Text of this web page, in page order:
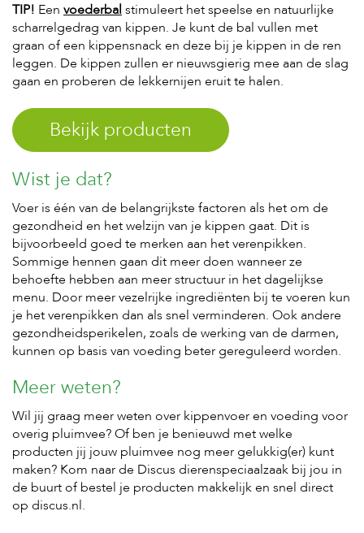
TIP! Een voederbal stimuleert het speelse en natuurlijke
scharrelgedrag van kippen. Je kunt de bal vullen met
graan of een kippensnack en deze bij je kippen in de ren
leggen. De kippen zullen er nieuwsgierig mee aan de slag
gaan en proberen de lekkernijen eruit te halen.
Bekijk producten
Wist je dat?
Voer is één van de belangrijkste factoren als het om de
gezondheid en het welzijn van je kippen gaat. Dit is
bijvoorbeeld goed te merken aan het verenpikken.
Sommige hennen gaan dit meer doen wanneer ze
behoefte hebben aan meer structuur in het dagelijkse
menu. Door meer vezelrijke ingrediënten bij te voeren kun
je het verenpikken dan als snel verminderen. Ook andere
gezondheidsperikelen, zoals de werking van de darmen,
kunnen op basis van voeding beter gereguleerd worden.
Meer weten?
Wil jij graag meer weten over kippenvoer en voeding voor
overig pluimvee? Of ben je benieuwd met welke
producten jij jouw pluimvee nog meer gelukkig(er) kunt
maken? Kom naar de Discus dierenspeciaalzaak bij jou in
de buurt of bestel je producten makkelijk en snel direct
op discus.nl.